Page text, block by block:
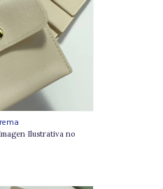
Ilustrativa no